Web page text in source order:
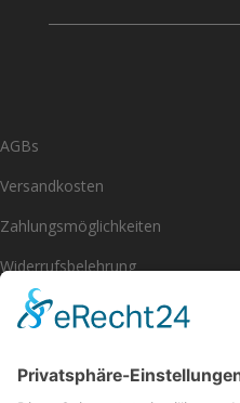
AGBs
Versandkosten
Zahlungsmöglichkeiten
Widerrufsbelehrung
Impressum